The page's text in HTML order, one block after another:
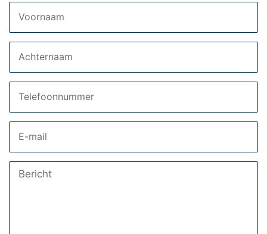
Bericht